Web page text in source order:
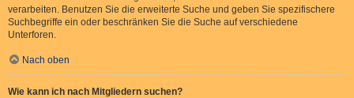
verarbeiten. Benutzen Sie die erweiterte Suche und geben Sie spezifischere
Suchbegriffe ein oder beschränken Sie die Suche auf verschiedene
Unterforen.
Nach oben
Wie kann ich nach Mitgliedern suchen?